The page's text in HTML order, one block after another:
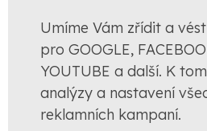
Umíme Vám zřídit a
pro GOOGLE,
YOUTUBE a další. K
analýzy a nastavení
reklamních kampaní.